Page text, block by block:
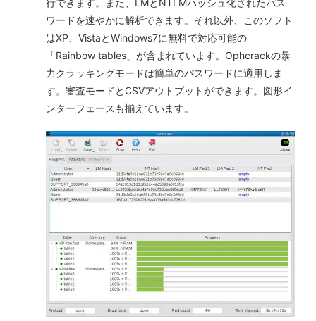
ワードを速やかに解析できます。それ以外、このソフト
はXP、VistaとWindows7に無料で対応可能の
「Rainbow tables」が含まれています。Ophcrackの暴
力クラッキングモードは簡単のパスワードに適用しま
す。審査モードとCSVアウトプットができます。図形イ
ンターフェースも揃えています。